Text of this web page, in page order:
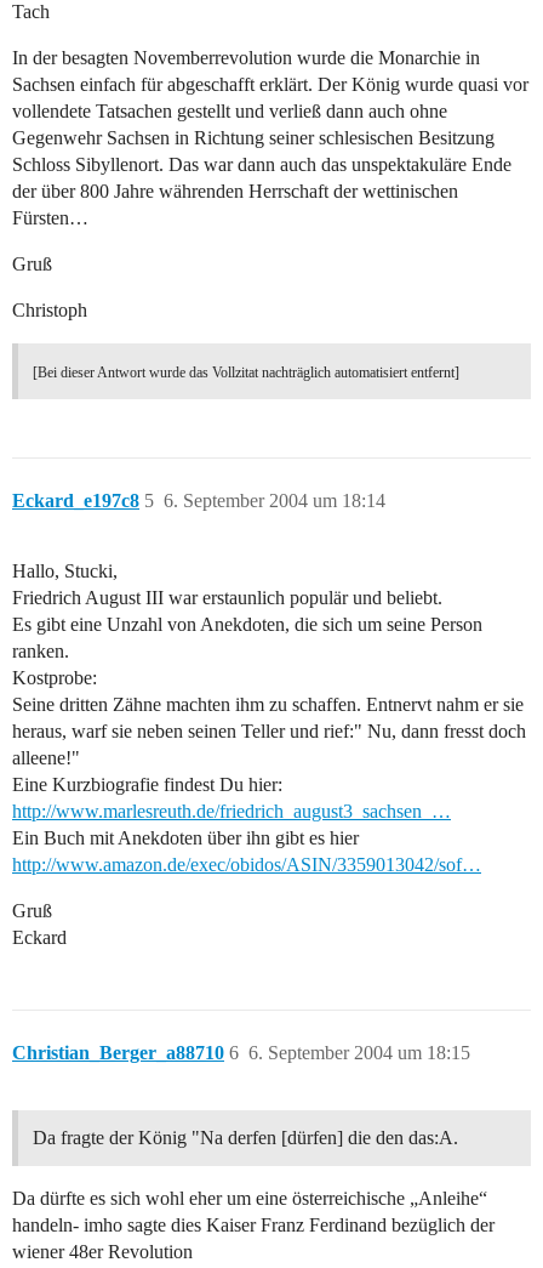
Tach
In der besagten Novemberrevolution wurde die Monarchie in
Sachsen einfach für abgeschafft erklärt. Der König wurde quasi vor
vollendete Tatsachen gestellt und verließ dann auch ohne
Gegenwehr Sachsen in Richtung seiner schlesischen Besitzung
Schloss Sibyllenort. Das war dann auch das unspektakuläre Ende
der über 800 Jahre währenden Herrschaft der wettinischen
Fürsten…
Gruß
Christoph
[Bei dieser Antwort wurde das Vollzitat nachträglich automatisiert entfernt]
Eckard_e197c8 6. September 2004 um 18:14
5
Hallo, Stucki,
Friedrich August III war erstaunlich populär und beliebt.
Es gibt eine Unzahl von Anekdoten, die sich um seine Person
ranken.
Kostprobe:
Seine dritten Zähne machten ihm zu schaffen. Entnervt nahm er sie
heraus, warf sie neben seinen Teller und rief:" Nu, dann fresst doch
alleene!"
Eine Kurzbiografie findest Du hier:
http://www.marlesreuth.de/friedrich_august3_sachsen_…
Ein Buch mit Anekdoten über ihn gibt es hier
http://www.amazon.de/exec/obidos/ASIN/3359013042/sof…
Gruß
Eckard
Christian_Berger_a88710 6. September 2004 um 18:15
6
Da fragte der König "Na derfen [dürfen] die den das:A.
Da dürfte es sich wohl eher um eine österreichische „Anleihe“
handeln- imho sagte dies Kaiser Franz Ferdinand bezüglich der
wiener 48er Revolution